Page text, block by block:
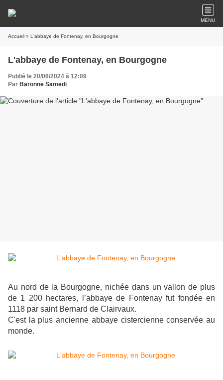
MENU
Accueil » L'abbaye de Fontenay, en Bourgogne
L'abbaye de Fontenay, en Bourgogne
Publié le 20/06/2024 à 12:09
Par Baronne Samedi
Au nord de la Bourgogne, nichée dans un vallon de plus
de 1 200 hectares, l’abbaye de Fontenay fut fondée en
1118 par saint Bernard de Clairvaux.
C'est la plus ancienne abbaye cistercienne conservée au
monde.